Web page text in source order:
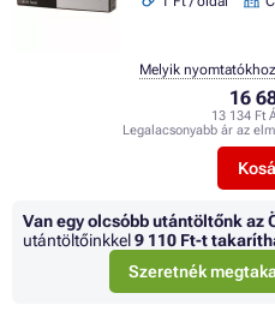
16
13 134 Ft
Legalacsonyabb ár az
Melyik
Van egy olcsóbb utántöltőnk az
utántöltőinkkel9 110 Ft-t
Szeretnék